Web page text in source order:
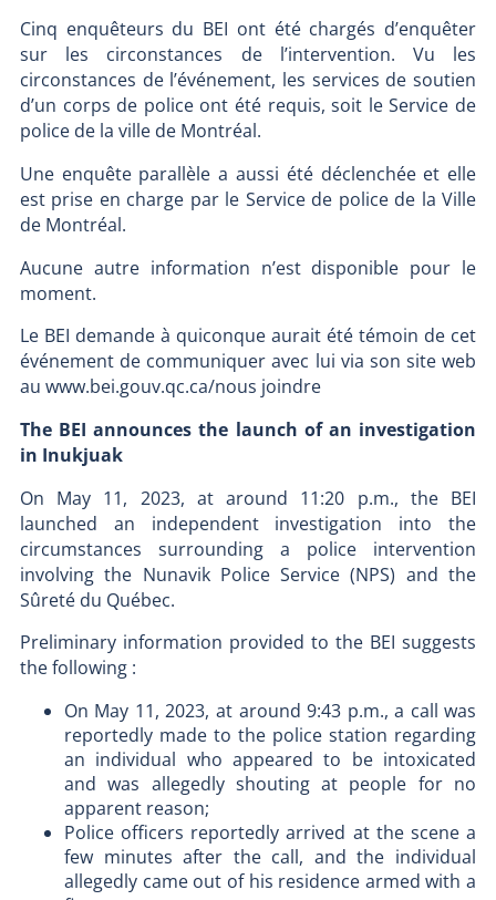
Cinq enquêteurs du BEI ont été chargés d’enquêter
sur les circonstances de l’intervention. Vu les
circonstances de l’événement, les services de soutien
d’un corps de police ont été requis, soit le Service de
police de la ville de Montréal.
Une enquête parallèle a aussi été déclenchée et elle
est prise en charge par le Service de police de la Ville
de Montréal.
Aucune autre information n’est disponible pour le
moment.
Le BEI demande à quiconque aurait été témoin de cet
événement de communiquer avec lui via son site web
au www.bei.gouv.qc.ca/nous joindre
The BEI announces the launch of an investigation
in Inukjuak
On May 11, 2023, at around 11:20 p.m., the BEI
launched an independent investigation into the
circumstances surrounding a police intervention
involving the Nunavik Police Service (NPS) and the
Sûreté du Québec.
Preliminary information provided to the BEI suggests
the following :
On May 11, 2023, at around 9:43 p.m., a call was
reportedly made to the police station regarding
an individual who appeared to be intoxicated
and was allegedly shouting at people for no
apparent reason;
Police officers reportedly arrived at the scene a
few minutes after the call, and the individual
allegedly came out of his residence armed with a